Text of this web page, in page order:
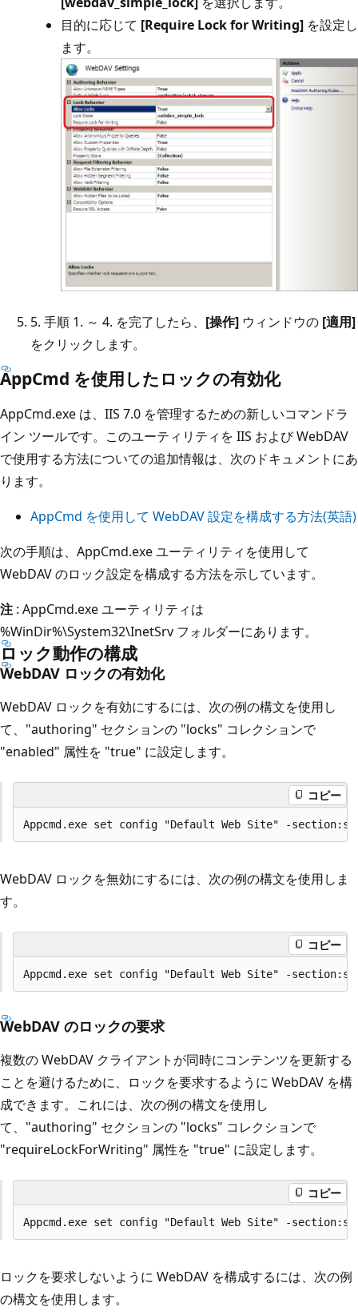
目的に応じて [Require Lock for Writing] を設定し
ます。
5. 手順 1. ～ 4. を完了したら、 [操作] ウィンドウの [適用]
をクリックします。
AppCmd を使用したロックの有効化
AppCmd.exe は、IIS 7.0 を管理するための新しいコマンドラ
イン ツールです。このユーティリティを IIS および WebDAV
で使用する方法についての追加情報は、次のドキュメントにあ
ります。
AppCmd を使用して WebDAV 設定を構成する方法(英語)
次の手順は、AppCmd.exe ユーティリティを使用して
WebDAV のロック設定を構成する方法を示しています。
注 : AppCmd.exe ユーティリティは
%WinDir%\System32\InetSrv フォルダーにあります。
ロック動作の構成
WebDAV ロックの有効化
WebDAV ロックを有効にするには、次の例の構文を使用し
て、"authoring" セクションの "locks" コレクションで
"enabled" 属性を "true" に設定します。
コピー
WebDAV ロックを無効にするには、次の例の構文を使用しま
す。
コピー
WebDAV のロックの要求
複数の WebDAV クライアントが同時にコンテンツを更新する
ことを避けるために、ロックを要求するように WebDAV を構
成できます。これには、次の例の構文を使用し
て、"authoring" セクションの "locks" コレクションで
"requireLockForWriting" 属性を "true" に設定します。
コピー
ロックを要求しないように WebDAV を構成するには、次の例
の構文を使用します。